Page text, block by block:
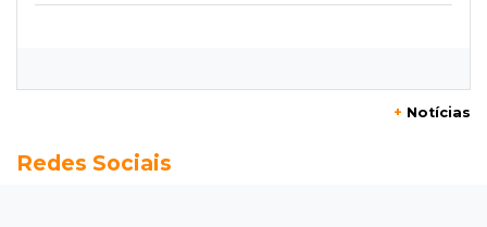
formação de ciclone bomba
23:00Ideb
+ Notícias
Redes Sociais